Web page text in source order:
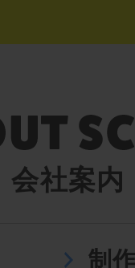
会社案内
制